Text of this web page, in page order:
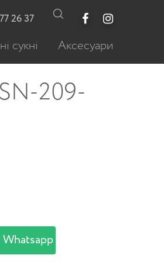
SN-209-
26 37
сукні Аксесуари